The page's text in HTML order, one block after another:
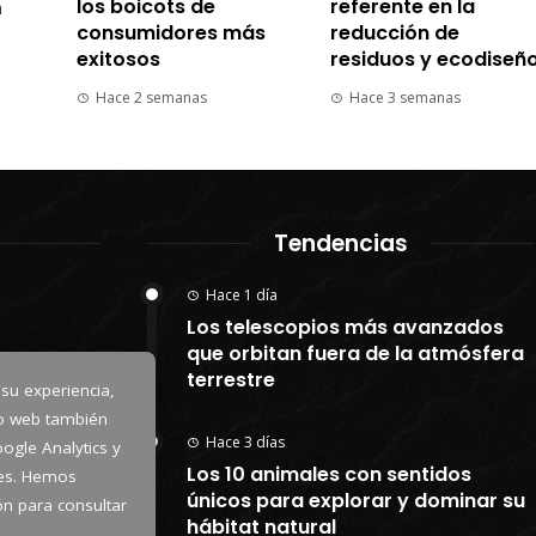
experiencia,
web también
Analytics y
Hemos
para consultar
los boicots de
consumidores más
exitosos
Hace 2 semanas
referente en la
reducción de
residuos y
Hace 3 semanas
Tendencias
Hace 1 día
Los telescopios más avanzados
que orbitan fuera de la atmósfera
terrestre
Hace 3 días
Los 10 animales con sentidos
únicos para explorar y dominar su
hábitat natural